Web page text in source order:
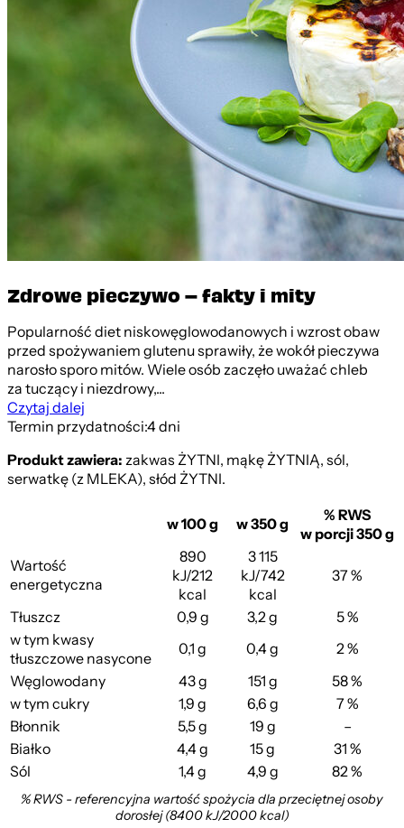
Zdrowe pieczywo – fakty i mity
Popularność diet niskowęglowodanowych i wzrost obaw
przed spożywaniem glutenu sprawiły, że wokół pieczywa
narosło sporo mitów. Wiele osób zaczęło uważać chleb
za tuczący i niezdrowy,...
Czytaj dalej
Termin przydatności:4 dni
Produkt zawiera:zakwas ŻYTNI, mąkę ŻYTNIĄ, sól,
serwatkę (z MLEKA), słód ŻYTNI.
w 100 g w 350 g
% RWS
w porcji 350 g
Wartość
energetyczna
890
kJ/212
kcal
3 115
kJ/742
kcal
37 %
Tłuszcz 0,9 g 3,2 g
5 %
w tym kwasy
tłuszczowe nasycone
0,1 g 0,4 g
2 %
Węglowodany
43 g 151 g
58 %
w tym cukry
1,9 g 6,6 g
7 %
Błonnik
5,5 g 19 g
–
Białko
4,4 g 15 g
31 %
Sól
1,4 g 4,9 g 82 %
% RWS - referencyjna wartość spożycia dla przeciętnej osoby
dorosłej (8400 kJ/2000 kcal)